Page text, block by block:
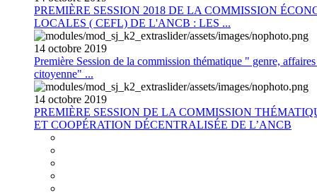
PREMIÈRE SESSION 2018 DE LA COMMISSION
LOCALES ( CEFL) DE L'ANCB : LES ...
14 octobre 2019
Première Session de la commission thématique " genre,
citoyenne" ...
14 octobre 2019
PREMIÈRE SESSION DE LA COMMISSION
ET COOPÉRATION DÉCENTRALISÉE DE L’ANCB